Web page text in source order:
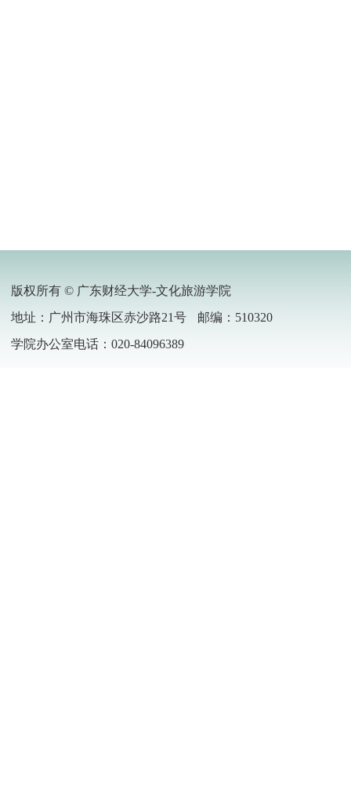
版权所有 © 广东财经大学-文化旅游学院
地址：广州市海珠区赤沙路21号
邮编：510320
学院办公室电话：020-84096389